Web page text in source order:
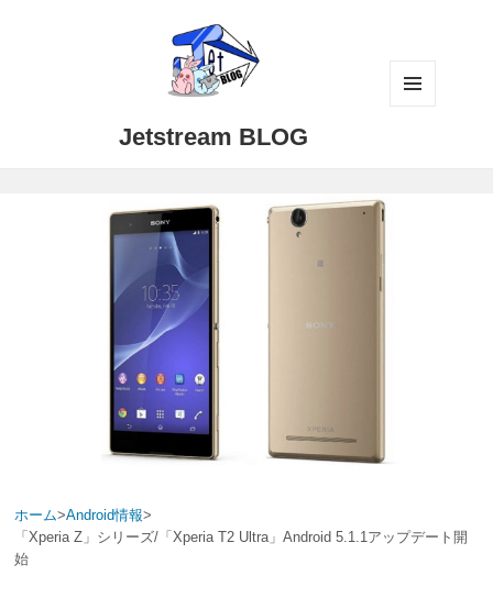
Jetstream BLOG
ホーム>Android情報>
「Xperia Z」シリーズ/「Xperia T2 Ultra」Android 5.1.1アップデート開
始